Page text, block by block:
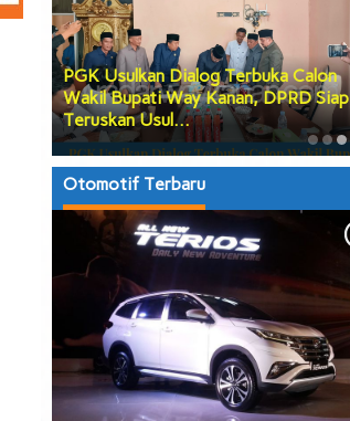
PGK Usulkan Dialog Terbuka Calon
Wakil Bupati Way Kanan, DPRD Siap
Teruskan Usul…
Otomotif Terbaru